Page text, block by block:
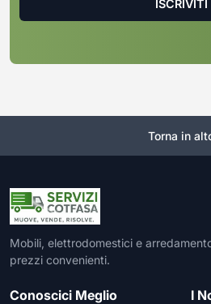
Torna in
Mobili, elettrodomestici e
prezzi convenienti.
Conoscici Meglio I